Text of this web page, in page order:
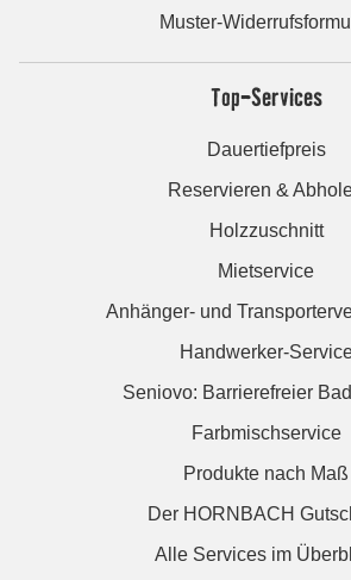
Muster-
Top-Services
Dauertiefpreis
Reservieren &
Holzzuschnitt
Mietservice
Anhänger- und
Handwerker-
Seniovo: Barrierefreier
Farbmischservice
Produkte nach Maß
Der HORNBACH
Alle Services im